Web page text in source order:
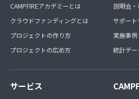
CAMPFIREアカデミーとは
クラウドファンディングとは
プロジェクトの作り方
プロジェクトの広め方
説明会
サポート
実施事例
統計デー
サービス